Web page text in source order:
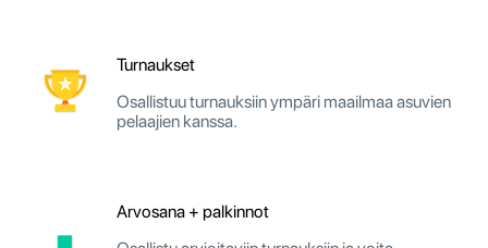
Turnaukset
Osallistuu turnauksiin ympäri maailmaa asuvien
pelaajien kanssa.
Arvosana + palkinnot